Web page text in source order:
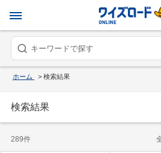
ホーム > 検索結果
検索結果
289件